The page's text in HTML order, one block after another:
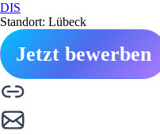
DIS
Standort: Lübeck
Jetzt bewerben